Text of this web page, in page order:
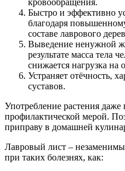
Быстро и эффективно
благодаря
составе лаврового
Выведение ненужной
результате масса тела
снижается нагрузка на
Устраняет отёчность,
суставов.
Употребление растения даже
профилактической мерой.
приправу в домашней
Лавровый лист –
при таких болезнях, как: